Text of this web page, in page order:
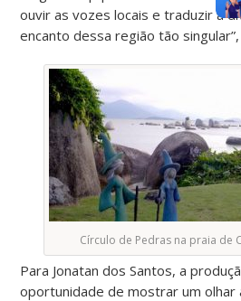
ouvir as vozes locais e traduzir a
encanto dessa região tão
Círculo de Pedras na praia de
Para Jonatan dos Santos, a
oportunidade de mostrar um olhar